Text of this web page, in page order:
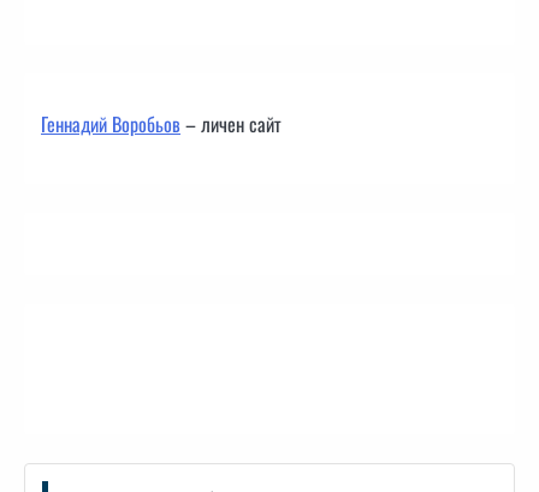
Геннадий Воробьов– личен сайт